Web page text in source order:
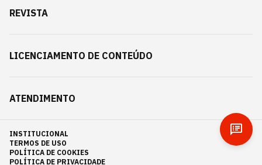
REVISTA
LICENCIAMENTO DE CONTEÚDO
ATENDIMENTO
INSTITUCIONAL
TERMOS DE USO
POLÍTICA DE COOKIES
POLÍTICA DE PRIVACIDADE